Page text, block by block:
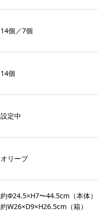
14個／7個
14個
設定中
オリーブ
約Φ24.5×H7〜44.5cm（本体）
約W26×D9×H26.5cm（箱）